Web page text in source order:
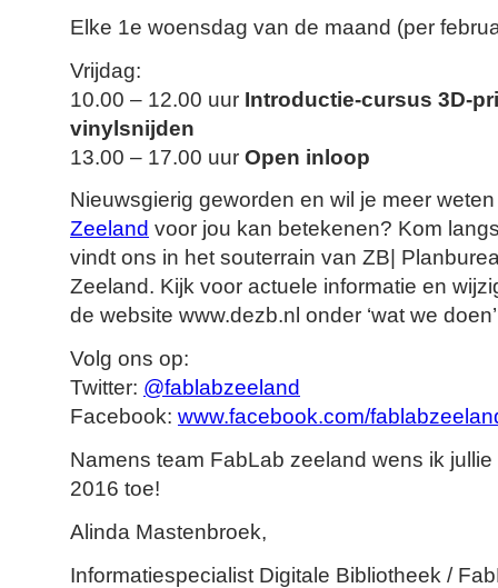
Elke 1e woensdag van de maand (per
Vrijdag:
10.00 – 12.00 uur Introductie-cursus 3D-
vinylsnijden
13.00 – 17.00 uur Open inloop
Nieuwsgierig geworden en wil je meer
Zeeland voor jou kan betekenen? Kom
vindt ons in het souterrain van ZB|
Zeeland. Kijk voor actuele informatie en
de website www.dezb.nl onder ‘wat we
Volg ons op:
Twitter: @fablabzeeland
Facebook: www.facebook.com/
Namens team FabLab zeeland wens ik
2016 toe!
Alinda Mastenbroek,
Informatiespecialist Digitale Bibliotheek /